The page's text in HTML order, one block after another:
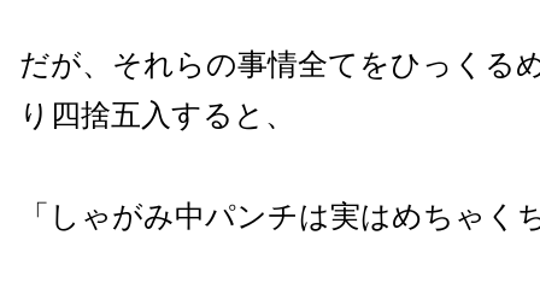
だが、それらの事情全てをひっくる
り四捨五入すると、
「しゃがみ中パンチは実はめちゃく